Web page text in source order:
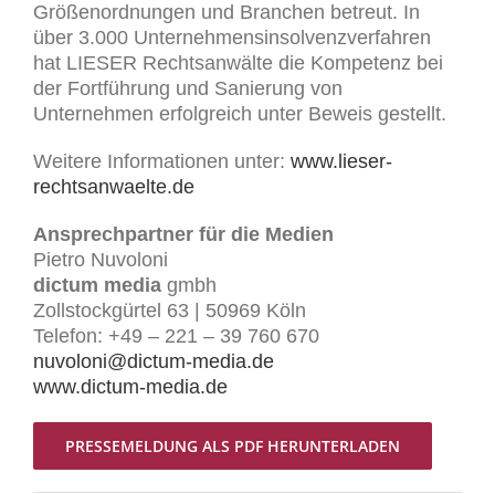
Größenordnungen und Branchen betreut. In
über 3.000 Unternehmensinsolvenzverfahren
hat LIESER Rechtsanwälte die Kompetenz bei
der Fortführung und Sanierung von
Unternehmen erfolgreich unter Beweis gestellt.
Weitere Informationen unter: www.lieser-
rechtsanwaelte.de
Ansprechpartner für die Medien
Pietro Nuvoloni
dictum media gmbh
Zollstockgürtel 63 | 50969 Köln
Telefon: +49 – 221 – 39 760 670
nuvoloni@dictum-media.de
www.dictum-media.de
PRESSEMELDUNG ALS PDF HERUNTERLADEN